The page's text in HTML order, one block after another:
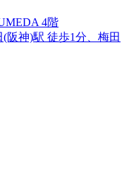
4階
阪神)駅 徒歩1分、梅田